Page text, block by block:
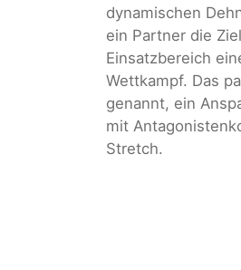
dynamischen
ein Partner die
Einsatzbereich
Wettkampf. Das
genannt, ein
mit
Stretch.